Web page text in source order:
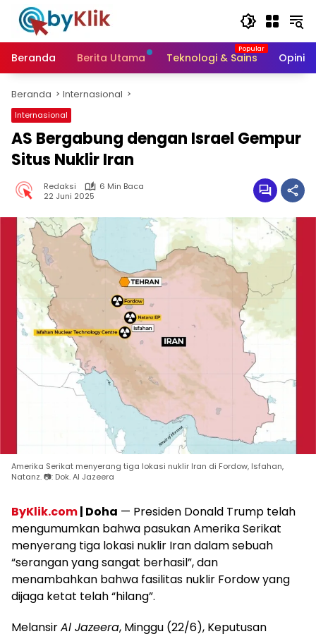
Langsung
konten
Beranda
Berita Utama Teknologi & Sains Opini
Beranda Internasional
Internasional
AS Bergabung dengan Israel Gempur
Situs Nuklir Iran
Redaksi
6 Min Baca
22 Juni 2025
Amerika Serikat menyerang tiga lokasi nuklir Iran di Fordow, Isfahan,
Natanz. 📷: Dok. Al Jazeera
ByKlik.com| Doha — Presiden Donald Trump telah
mengumumkan bahwa pasukan Amerika Serikat
menyerang tiga lokasi nuklir Iran dalam sebuah
“serangan yang sangat berhasil”, dan
menambahkan bahwa fasilitas nuklir Fordow yang
dijaga ketat telah “hilang”.
MelansirAl Jazeera, Minggu (22/6), Keputusan